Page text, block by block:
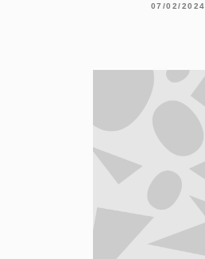
07/02/2024